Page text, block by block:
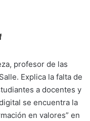
profesor de las
Explica la falta de
a docentes y
se encuentra la
en valores” en